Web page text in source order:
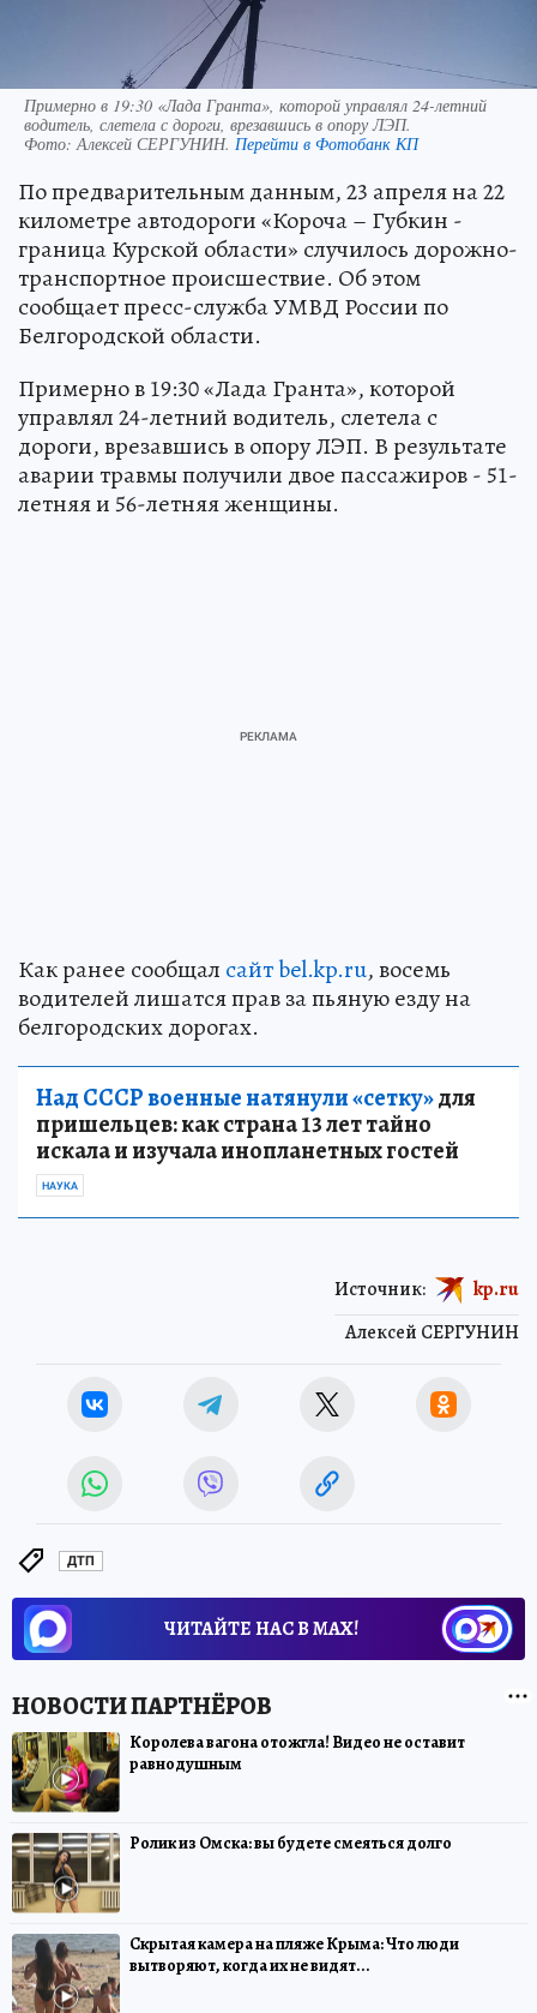
Примерно в 19:30 «Лада Гранта», которой управлял 24-летний
водитель, слетела с дороги, врезавшись в опору ЛЭП.
Фото: Алексей СЕРГУНИН. Перейти в Фотобанк КП
По предварительным данным, 23 апреля на 22
километре автодороги «Короча – Губкин -
граница Курской области» случилось дорожно-
транспортное происшествие. Об этом
сообщает пресс-служба УМВД России по
Белгородской области.
Примерно в 19:30 «Лада Гранта», которой
управлял 24-летний водитель, слетела с
дороги, врезавшись в опору ЛЭП. В результате
аварии травмы получили двое пассажиров - 51-
летняя и 56-летняя женщины.
Как ранее сообщал сайт bel.kp.ru, восемь
водителей лишатся прав за пьяную езду на
белгородских дорогах.
Над СССР военные натянули «сетку»для
пришельцев: как страна 13 лет тайно
искала и изучала инопланетных гостей
НАУКА
Алексей СЕРГУНИН
Источник: kp.ru
ДТП
ЧИТАЙТЕ НАС В МАХ!
Королева вагона отожгла! Видео не оставит
равнодушным
Ролик из Омска: вы будете смеяться долго
Скрытая камера на пляже Крыма: Что люди
вытворяют, когда их не видят...